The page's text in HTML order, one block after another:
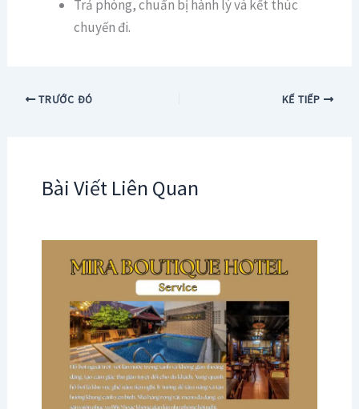
Trả phòng, chuẩn bị hành lý và kết thúc
chuyến đi.
TRƯỚC ĐÓ KẾ TIẾP
Bài Viết Liên Quan